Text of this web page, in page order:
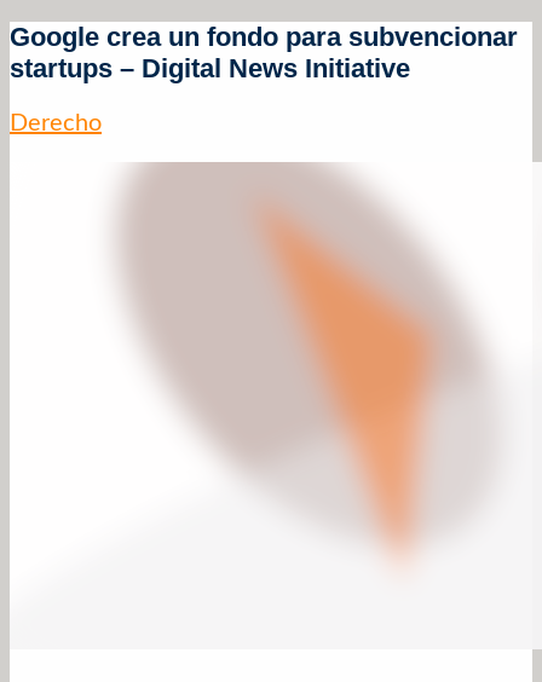
Google crea un fondo para subvencionar
startups – Digital News Initiative
Derecho